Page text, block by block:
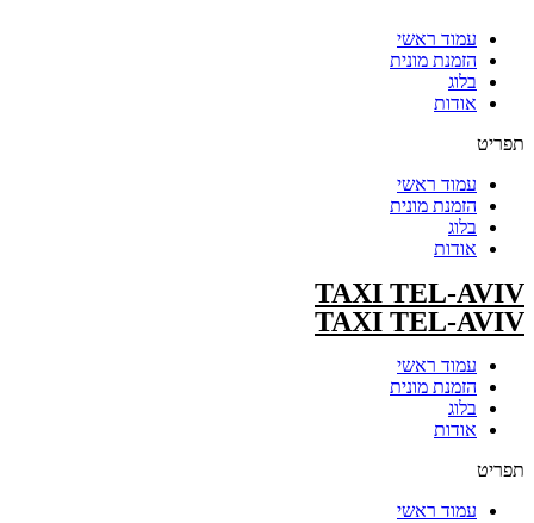
עמוד ראשי
הזמנת מונית
בלוג
אודות
תפריט
עמוד ראשי
הזמנת מונית
בלוג
אודות
TAXI TEL-AVIV
TAXI TEL-AVIV
עמוד ראשי
הזמנת מונית
בלוג
אודות
תפריט
עמוד ראשי